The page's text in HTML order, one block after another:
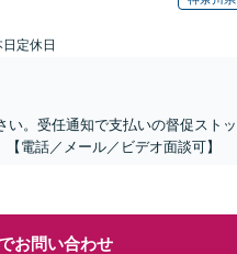
定休日
い。受任通知で支払いの督促ストッ
電話／メール／ビデオ面談可】
お問い合わせ